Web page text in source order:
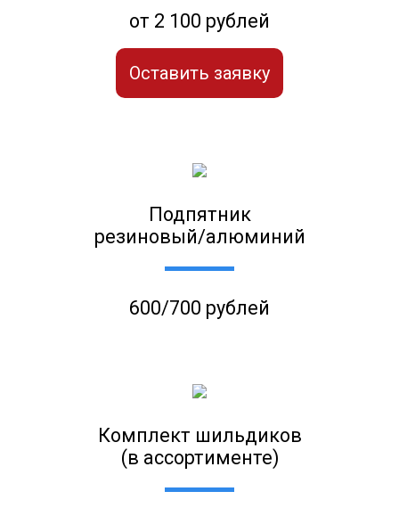
от 2 100 рублей
Оставить заявку
Подпятник
резиновый/алюминий
600/700 рублей
Комплект шильдиков
(в ассортименте)